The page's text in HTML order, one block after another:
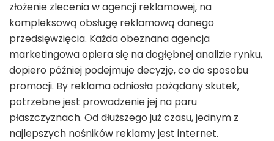
złożenie zlecenia w agencji reklamowej, na
kompleksową obsługę reklamową danego
przedsięwzięcia. Każda obeznana agencja
marketingowa opiera się na dogłębnej analizie rynku,
dopiero później podejmuje decyzję, co do sposobu
promocji. By reklama odniosła pożądany skutek,
potrzebne jest prowadzenie jej na paru
płaszczyznach. Od dłuższego już czasu, jednym z
najlepszych nośników reklamy jest internet.